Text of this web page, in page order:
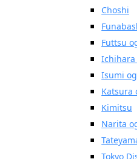
Choshi
Futtsu
Ichihara
Isumi
Katsura
Kimitsu
Narita
Tokyo